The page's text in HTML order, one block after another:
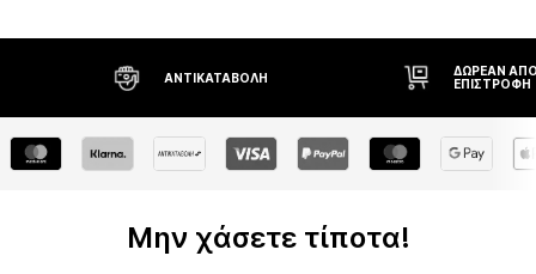
ΑΝΤΙΚΑΤΑΒΟΛΉ
ΔΩΡΕΆΝ
ΕΠΙΣΤΡΟΦΉ
Μην χάσετε τίποτα!